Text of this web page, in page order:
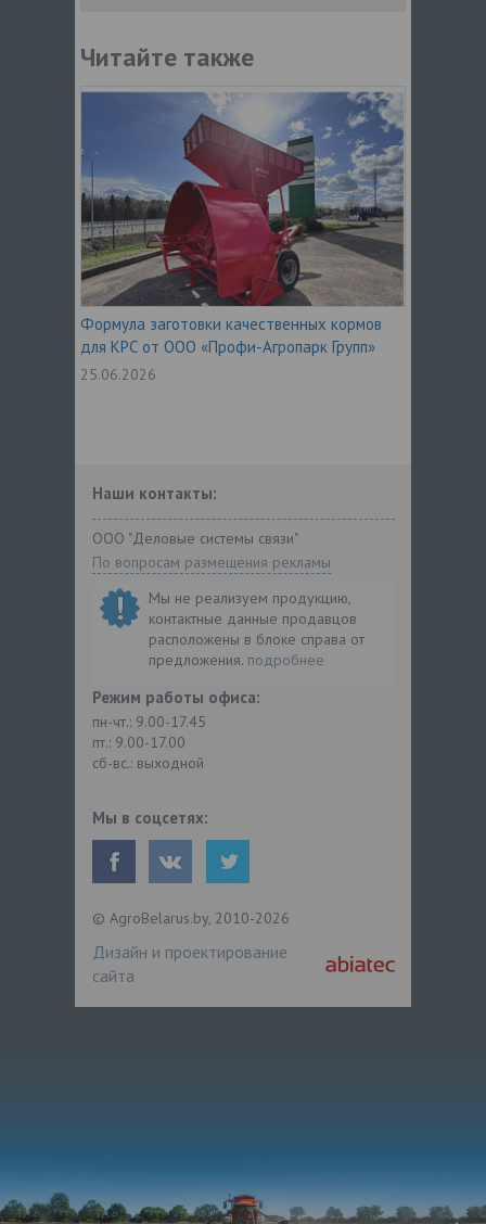
Читайте также
Формула заготовки качественных кормов
для КРС от ООО «Профи-Агропарк Групп»
25.06.2026
Наши контакты:
ООО "Деловые системы связи"
По вопросам размещения рекламы
Мы не реализуем продукцию,
контактные данные продавцов
расположены в блоке справа от
предложения. подробнее
Режим работы офиса:
пн-чт.: 9.00-17.45
пт.: 9.00-17.00
сб-вс.: выходной
Мы в соцсетях:
© AgroBelarus.by, 2010-2026
Дизайн и проектирование
сайта